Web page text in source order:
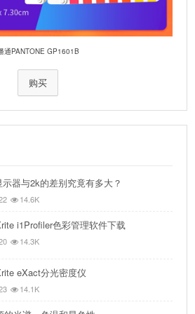
通PANTONE GP1601B
购买
示器与2k的差别究竟有多大？
14.6K
i1Profiler色彩管理软件下载
14.3K
eXact分光密度仪
14.1K